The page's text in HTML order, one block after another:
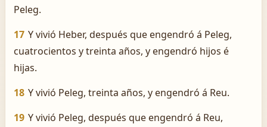
Peleg.
17 Y vivió Heber, después que engendró á Peleg,
cuatrocientos y treinta años, y engendró hijos é
hijas.
18 Y vivió Peleg, treinta años, y engendró á Reu.
19 Y vivió Peleg, después que engendró á Reu,